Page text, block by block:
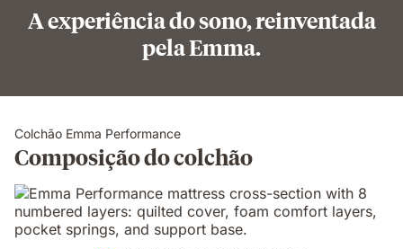
A experiência do sono, reinventada
pela Emma.
Colchão Emma Performance
Composição do colchão